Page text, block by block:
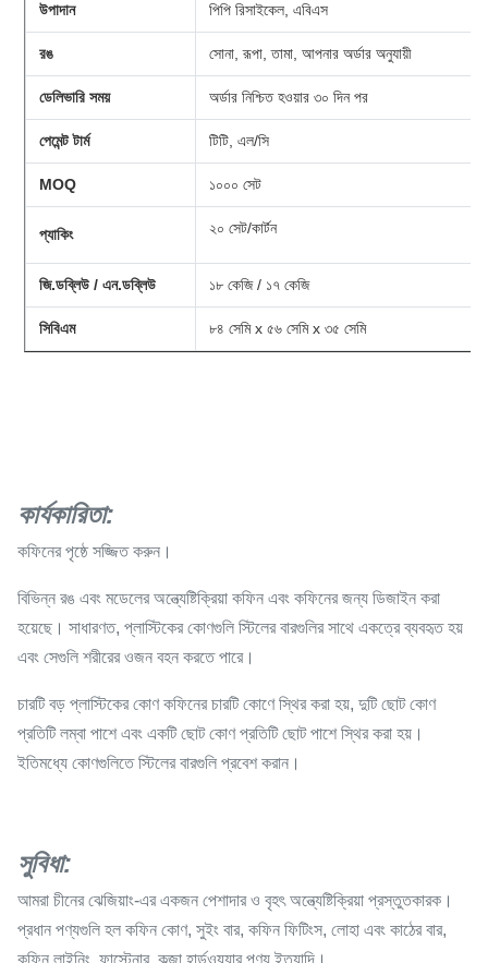
উপাদান পিপি রিসাইকেল, এবিএস
রঙ সোনা, রূপা, তামা, আপনার অর্ডার অনুযায়ী
ডেলিভারি সময় অর্ডার নিশ্চিত হওয়ার ৩০ দিন পর
পেমেন্ট টার্ম টিটি, এল/সি
MOQ ১০০০ সেট
প্যাকিং ২০ সেট/কার্টন
জি.ডব্লিউ / এন.ডব্লিউ ১৮ কেজি / ১৭ কেজি
সিবিএম ৮৪ সেমি x ৫৬ সেমি x ৩৫ সেমি
কার্যকারিতা:
কফিনের পৃষ্ঠে সজ্জিত করুন।
বিভিন্ন রঙ এবং মডেলের অন্ত্যেষ্টিক্রিয়া কফিন এবং কফিনের জন্য ডিজাইন করা
হয়েছে। সাধারণত, প্লাস্টিকের কোণগুলি স্টিলের বারগুলির সাথে একত্রে ব্যবহৃত হয়
এবং সেগুলি শরীরের ওজন বহন করতে পারে।
চারটি বড় প্লাস্টিকের কোণ কফিনের চারটি কোণে স্থির করা হয়, দুটি ছোট কোণ
প্রতিটি লম্বা পাশে এবং একটি ছোট কোণ প্রতিটি ছোট পাশে স্থির করা হয়।
ইতিমধ্যে কোণগুলিতে স্টিলের বারগুলি প্রবেশ করান।
সুবিধা:
আমরা চীনের ঝেজিয়াং-এর একজন পেশাদার ও বৃহৎ অন্ত্যেষ্টিক্রিয়া প্রস্তুতকারক।
প্রধান পণ্যগুলি হল কফিন কোণ, সুইং বার, কফিন ফিটিংস, লোহা এবং কাঠের বার,
কফিন লাইনিং, ফাস্টেনার, কব্জা হার্ডওয়্যার পণ্য ইত্যাদি।